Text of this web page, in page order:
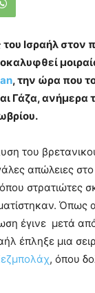
του Ισραήλ στον
, την ώρα που
Γάζα, ανήμερα
του
απώλειες
στρατιώτες
Όπως
έγινε μετά
έπληξε μια
, όπου